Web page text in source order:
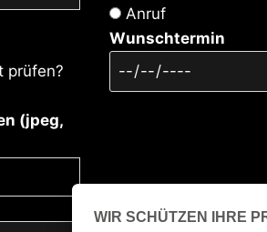
prüfen?
(jpeg,
Anruf
Wunschtermin